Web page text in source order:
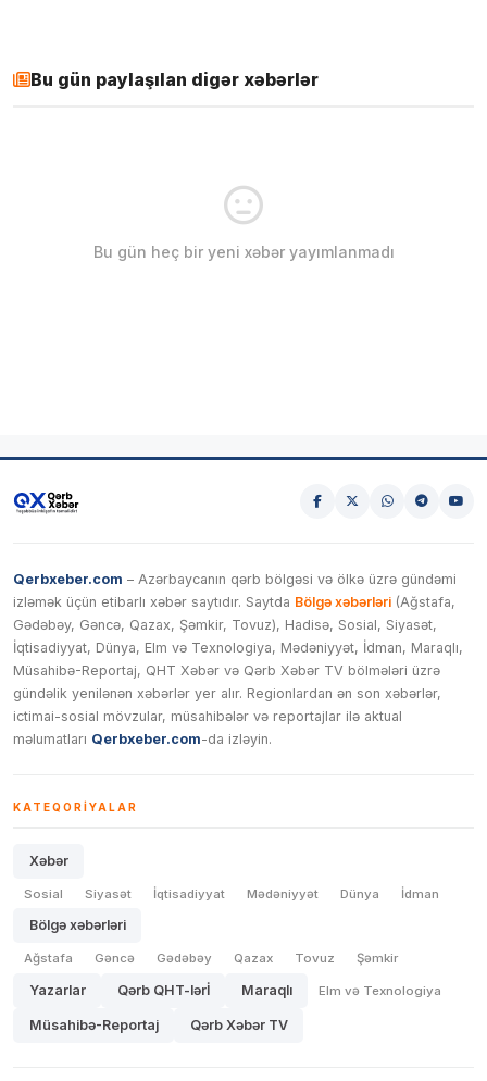
Bu gün paylaşılan digər xəbərlər
Bu gün heç bir yeni xəbər yayımlanmadı
Qerbxeber.com – Azərbaycanın qərb bölgəsi və ölkə üzrə gündəmi
izləmək üçün etibarlı xəbər saytıdır. Saytda Bölgə xəbərləri (Ağstafa,
Gədəbəy, Gəncə, Qazax, Şəmkir, Tovuz), Hadisə, Sosial, Siyasət,
İqtisadiyyat, Dünya, Elm və Texnologiya, Mədəniyyət, İdman, Maraqlı,
Müsahibə-Reportaj, QHT Xəbər və Qərb Xəbər TV bölmələri üzrə
gündəlik yenilənən xəbərlər yer alır. Regionlardan ən son xəbərlər,
ictimai-sosial mövzular, müsahibələr və reportajlar ilə aktual
məlumatları Qerbxeber.com-da izləyin.
KATEQORIYALAR
Xəbər
Sosial Siyasət İqtisadiyyat Mədəniyyət Dünya İdman
Bölgə xəbərləri
Ağstafa Gəncə Gədəbəy Qazax Tovuz Şəmkir
Yazarlar Qərb QHT-lərİ Maraqlı Elm və Texnologiya
Müsahibə-Reportaj Qərb Xəbər TV